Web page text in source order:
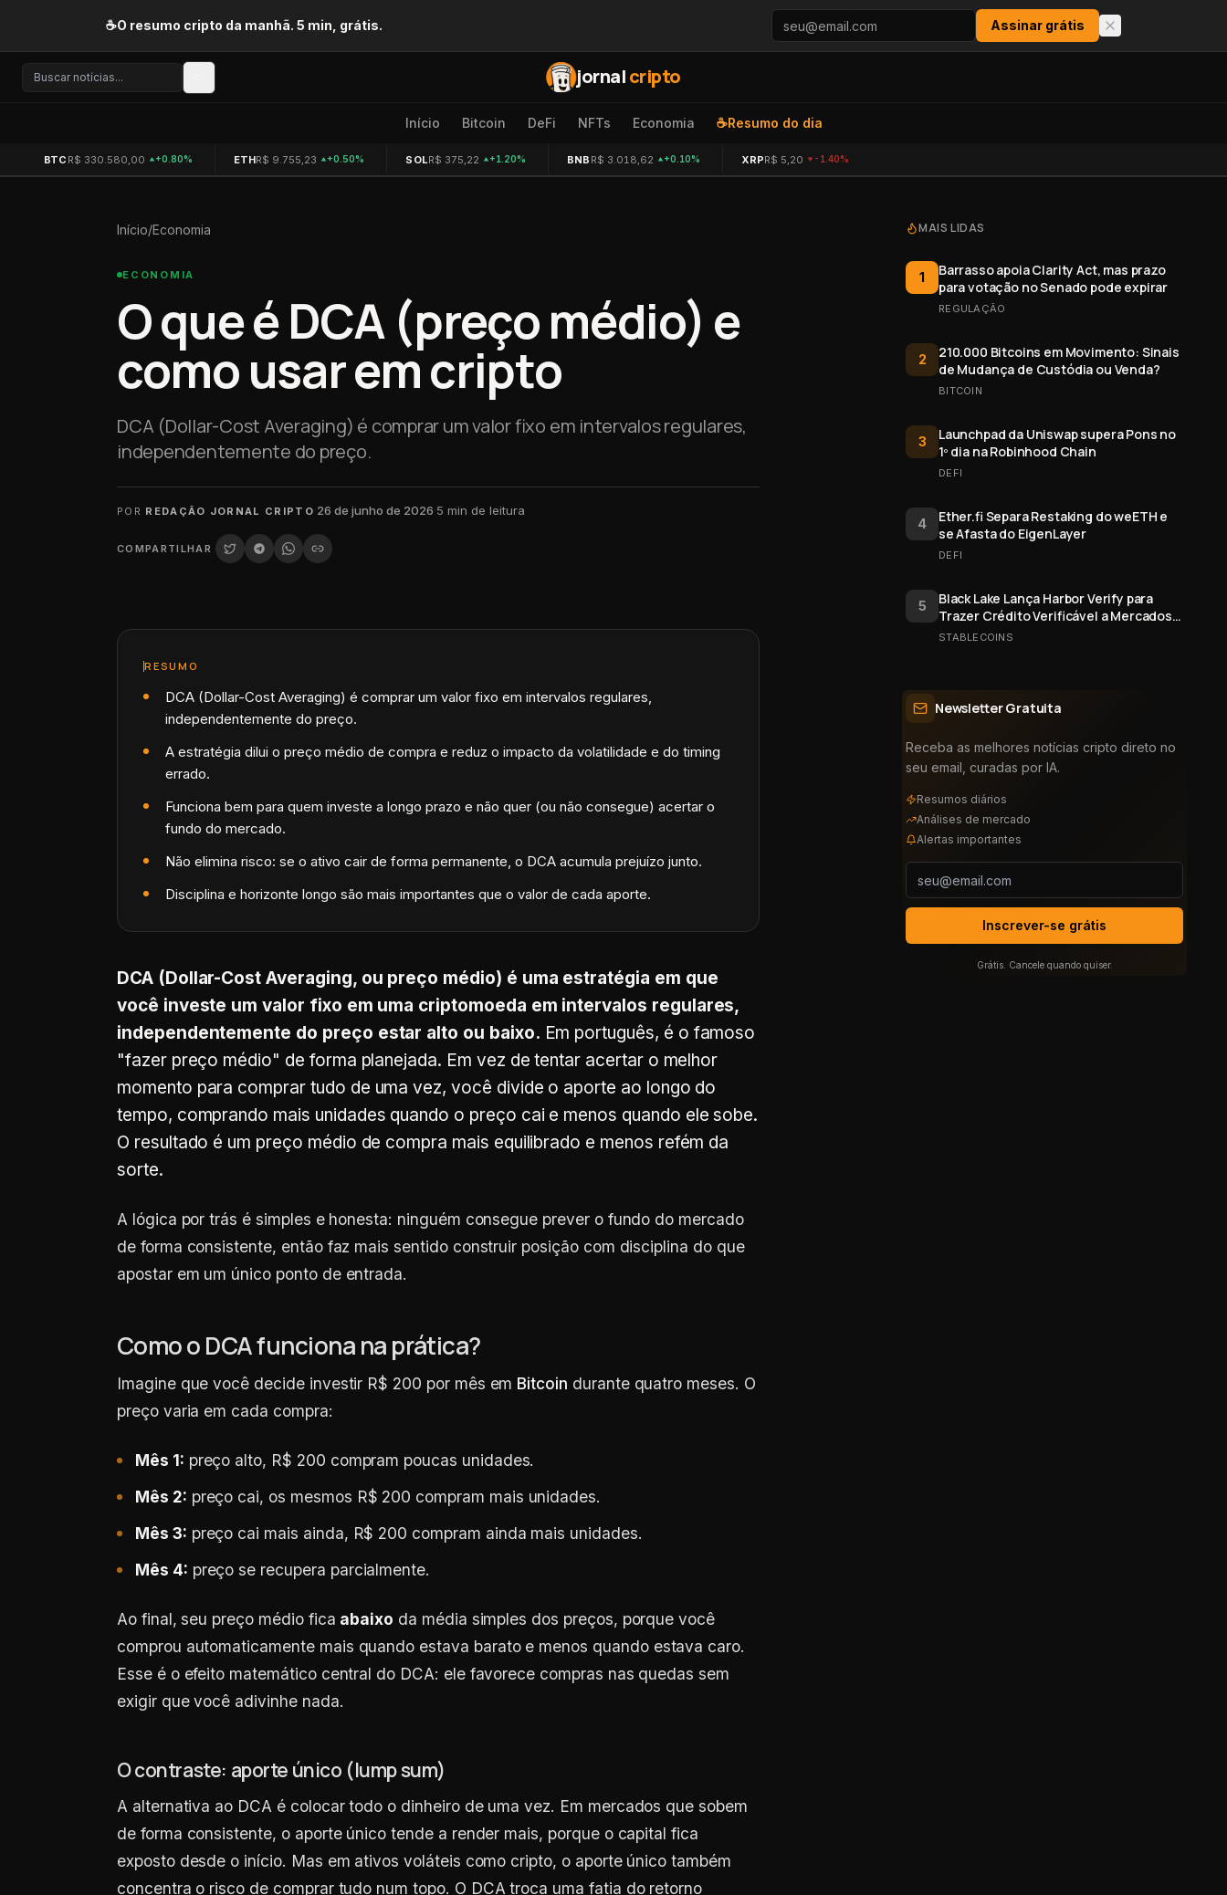
☕O resumo cripto da manhã. 5 min, grátis. Assinar grátis
jornalcripto
Início Bitcoin DeFi NFTs Economia ☕Resumo do dia
BTC R$ 330.580,00 +0.80% ETHR$ 9.755,23 +0.50% SOLR$ 375,22 +1.20% BNB R$ 3.018,62 +0.10% XRPR$ 5,20 -1.40%
Início/Economia
ECONOMIA
O que é DCA (preço médio) e
como usar em cripto
DCA (Dollar-Cost Averaging) é comprar um valor fixo em intervalos regulares,
independentemente do preço.
POR REDAÇÃO JORNAL CRIPTO·26 de junho de 2026·5 min de leitura
COMPARTILHAR
RESUMO
DCA (Dollar-Cost Averaging) é comprar um valor fixo em intervalos regulares,
independentemente do preço.
A estratégia dilui o preço médio de compra e reduz o impacto da volatilidade e do timing
errado.
Funciona bem para quem investe a longo prazo e não quer (ou não consegue) acertar o
fundo do mercado.
Não elimina risco: se o ativo cair de forma permanente, o DCA acumula prejuízo junto.
Disciplina e horizonte longo são mais importantes que o valor de cada aporte.
DCA (Dollar-Cost Averaging, ou preço médio) é uma estratégia em que
você investe um valor fixo em uma criptomoeda em intervalos regulares,
independentemente do preço estar alto ou baixo. Em português, é o famoso
"fazer preço médio" de forma planejada. Em vez de tentar acertar o melhor
momento para comprar tudo de uma vez, você divide o aporte ao longo do
tempo, comprando mais unidades quando o preço cai e menos quando ele sobe.
O resultado é um preço médio de compra mais equilibrado e menos refém da
sorte.
A lógica por trás é simples e honesta: ninguém consegue prever o fundo do mercado
de forma consistente, então faz mais sentido construir posição com disciplina do que
apostar em um único ponto de entrada.
Como o DCA funciona na prática?
Imagine que você decide investir R$ 200 por mês em Bitcoin durante quatro meses. O
preço varia em cada compra:
Mês 1: preço alto, R$ 200 compram poucas unidades.
Mês 2: preço cai, os mesmos R$ 200 compram mais unidades.
Mês 3: preço cai mais ainda, R$ 200 compram ainda mais unidades.
Mês 4: preço se recupera parcialmente.
Ao final, seu preço médio fica abaixo da média simples dos preços, porque você
comprou automaticamente mais quando estava barato e menos quando estava caro.
Esse é o efeito matemático central do DCA: ele favorece compras nas quedas sem
exigir que você adivinhe nada.
O contraste: aporte único (lump sum)
A alternativa ao DCA é colocar todo o dinheiro de uma vez. Em mercados que sobem
de forma consistente, o aporte único tende a render mais, porque o capital fica
exposto desde o início. Mas em ativos voláteis como cripto, o aporte único também
concentra o risco de comprar tudo num topo. O DCA troca uma fatia do retorno
MAIS LIDAS
1
Barrasso apoia Clarity Act, mas prazo
para votação no Senado pode expirar
REGULAÇÃO
2
210.000 Bitcoins em Movimento: Sinais
de Mudança de Custódia ou Venda?
BITCOIN
3
Launchpad da Uniswap supera Pons no
1º dia na Robinhood Chain
DEFI
4
Ether.fi Separa Restaking do weETH e
se Afasta do EigenLayer
DEFI
5
Black Lake Lança Harbor Verify para
Trazer Crédito Verificável a Mercados
Onchain
STABLECOINS
Newsletter Gratuita
Receba as melhores notícias cripto direto no
seu email, curadas por IA.
Resumos diários
Análises de mercado
Alertas importantes
Inscrever-se grátis
Grátis. Cancele quando quiser.